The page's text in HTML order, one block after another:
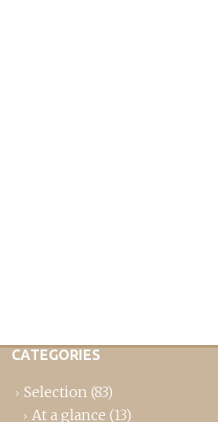
CATEGORIES
Selection (83)
At a glance (13)